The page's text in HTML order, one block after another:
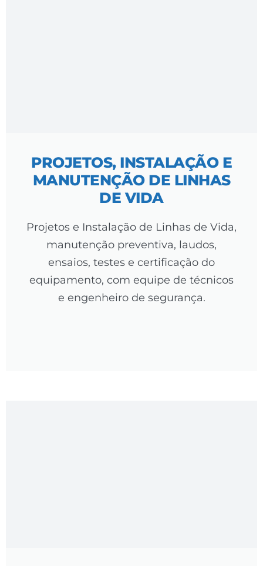
PROJETOS, INSTALAÇÃO E
MANUTENÇÃO DE LINHAS
DE VIDA
Projetos e Instalação de Linhas de Vida,
manutenção preventiva, laudos,
ensaios, testes e certificação do
equipamento, com equipe de técnicos
e engenheiro de segurança.